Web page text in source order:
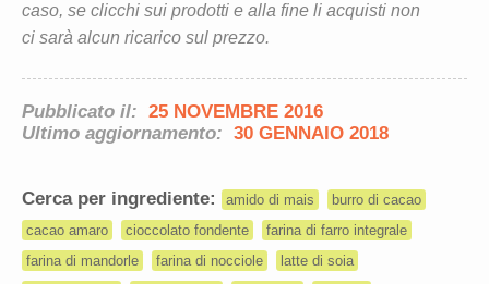
caso, se clicchi sui prodotti e alla fine li acquisti non
ci sarà alcun ricarico sul prezzo.
Pubblicato il: 25 NOVEMBRE 2016
Ultimo aggiornamento: 30 GENNAIO 2018
Cerca per ingrediente: amido di mais
burro di cacao
cacao amaro
cioccolato fondente
farina di farro integrale
farina di mandorle
farina di nocciole
latte di soia